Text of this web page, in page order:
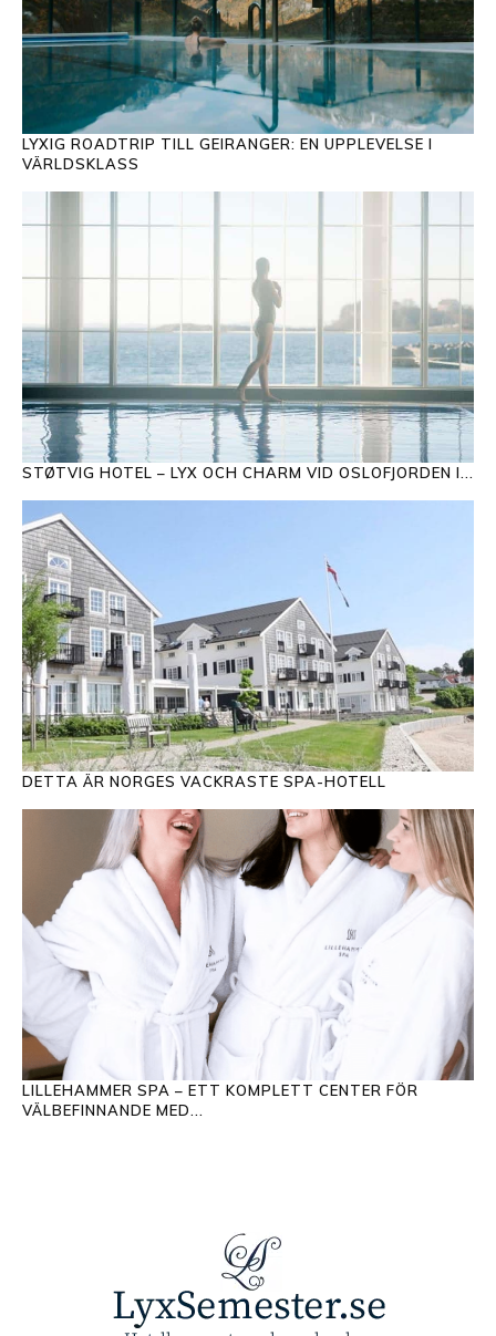
LYXIG ROADTRIP TILL GEIRANGER: EN UPPLEVELSE I
VÄRLDSKLASS
STØTVIG HOTEL – LYX OCH CHARM VID OSLOFJORDEN I...
DETTA ÄR NORGES VACKRASTE SPA-HOTELL
LILLEHAMMER SPA – ETT KOMPLETT CENTER FÖR
VÄLBEFINNANDE MED...